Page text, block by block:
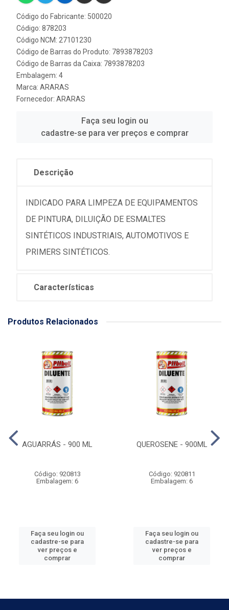
Código do Fabricante: 500020
Código: 878203
Código NCM: 27101230
Código de Barras do Produto: 7893878203
Código de Barras da Caixa: 7893878203
Embalagem: 4
Marca: ARARAS
Fornecedor: ARARAS
Faça seu login ou
cadastre-se para ver preços e comprar
Descrição
INDICADO PARA LIMPEZA DE EQUIPAMENTOS
DE PINTURA, DILUIÇÃO DE ESMALTES
SINTÉTICOS INDUSTRIAIS, AUTOMOTIVOS E
PRIMERS SINTÉTICOS.
Características
Produtos Relacionados
AGUARRÁS - 900 ML
Código: 920813
Embalagem: 6
Faça seu login ou
cadastre-se para
ver preços e
comprar
QUEROSENE - 900ML
Código: 920811
Embalagem: 6
Faça seu login ou
cadastre-se para
ver preços e
comprar